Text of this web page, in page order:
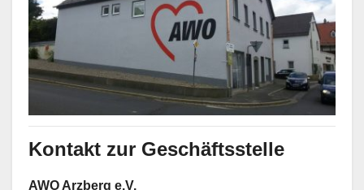
Kontakt zur Geschäftsstelle
AWO Arzberg e.V.